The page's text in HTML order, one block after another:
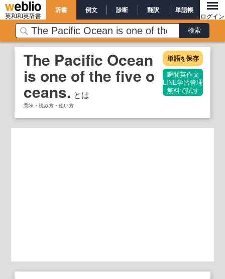
英和和英辞書
辞書 例文 診断 翻訳 単語帳
ログイン
The Pacific Ocean
is one of the five o
ceans. とは
意味・読み方・使い方
単語を保存
瞬間英作文
LINE学習管理
無料で試す